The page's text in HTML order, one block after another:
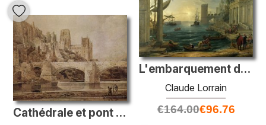
L'embarquement de la reine de Sheba
Claude Lorrain
€164.00€96.76
Cathédrale et pont de Durham